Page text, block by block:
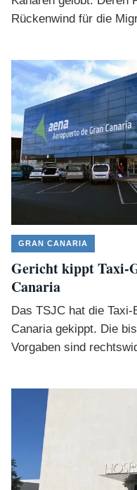
Rückenwind für die
GRAN CANARIA
Gericht kippt Taxi-
Canaria
Das TSJC hat die
Canaria gekippt. Die
Vorgaben sind